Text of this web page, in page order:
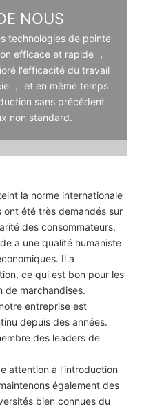
NOUS
technologies de pointe
efficace et rapide ，
l'efficacité du travail
， et en même temps
sans précédent
non standard.
la norme internationale
été très demandés sur
des consommateurs.
a une qualité humaniste
Il a
ce qui est bon pour les
de marchandises.
entreprise est
depuis des années.
des leaders de
attention à l'introduction
également des
bien connues du